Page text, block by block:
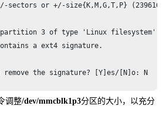
sectors or +/-size{K,M,G,T,P} (239616-
partition 3 of type 'Linux filesystem'
a ext4 signature.
remove the signature? [Y]es/[N]o: N
help): w
调整/dev/mmcblk1p3分区的大小，以充分